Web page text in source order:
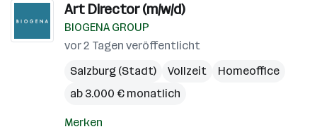
Art Director (m/w/d)
BIOGENA GROUP
vor 2 Tagen veröffentlicht
Salzburg (Stadt)
Vollzeit
Homeoffice
ab 3.000 € monatlich
Merken